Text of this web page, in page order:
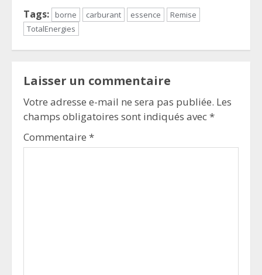
Tags: borne carburant essence
Remise
TotalEnergies
Laisser un commentaire
Votre adresse e-mail ne sera pas publiée. Les
champs obligatoires sont indiqués avec*
Commentaire *